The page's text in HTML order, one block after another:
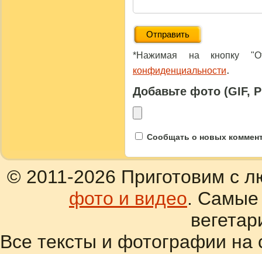
*Нажимая на кнопку
конфиденциальности.
Добавьте фото (GIF,
Сообщать о новых
© 2011-2026 Приготовим с
фото и видео. Самые
Все тексты и фотографии